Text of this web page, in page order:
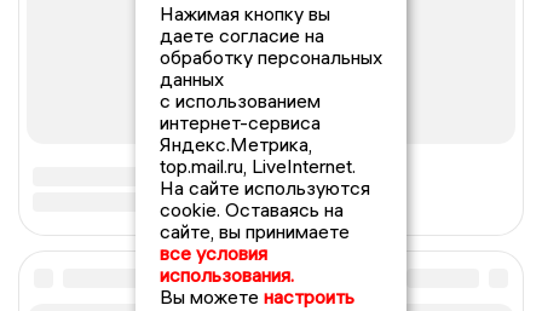
Нажимая кнопку вы
даете согласие на
обработку персональных
данных
с использованием
интернет-сервиса
Яндекс.Метрика,
top.mail.ru, LiveInternet.
На сайте используются
cookie. Оставаясь на
сайте, вы принимаете
все условия
использования.
Вы можете настроить